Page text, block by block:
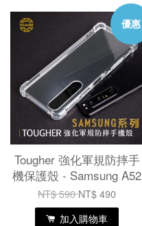
優惠
Tougher 強化軍規防摔手
機保護殼 - Samsung A52
NT$ 590NT$ 490
加入購物車